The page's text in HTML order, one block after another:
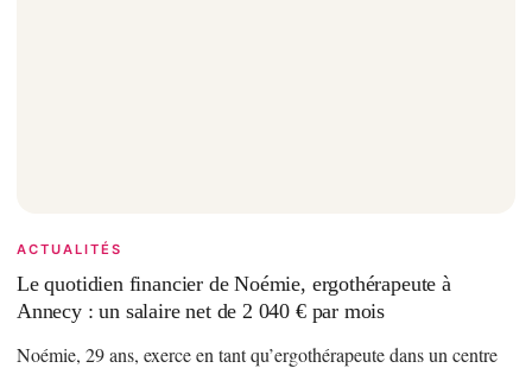
ACTUALITÉS
Le quotidien financier de Noémie, ergothérapeute à
Annecy : un salaire net de 2 040 € par mois
Noémie, 29 ans, exerce en tant qu’ergothérapeute dans un centre